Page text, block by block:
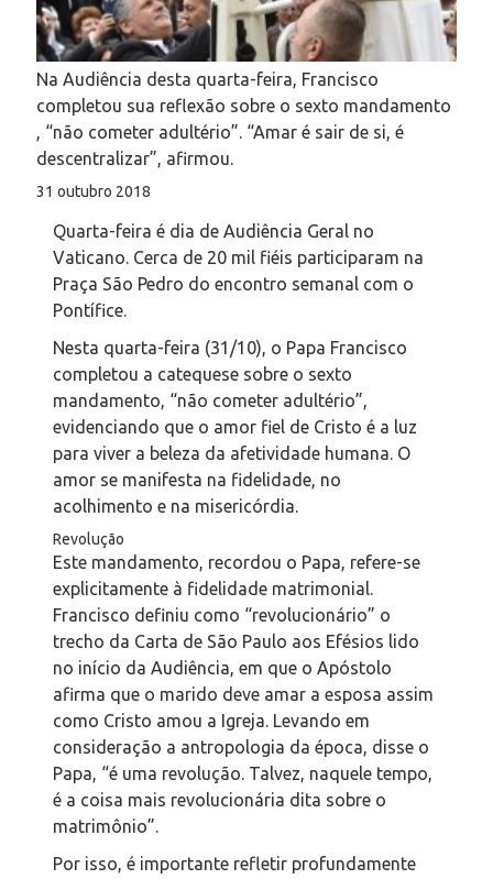
Na Audiência desta quarta-feira, Francisco
completou sua reflexão sobre o sexto mandamento
, “não cometer adultério”. “Amar é sair de si, é
descentralizar”, afirmou.
31 outubro 2018
Quarta-feira é dia de Audiência Geral no
Vaticano. Cerca de 20 mil fiéis participaram na
Praça São Pedro do encontro semanal com o
Pontífice.
Nesta quarta-feira (31/10), o Papa Francisco
completou a catequese sobre o sexto
mandamento, “não cometer adultério”,
evidenciando que o amor fiel de Cristo é a luz
para viver a beleza da afetividade humana. O
amor se manifesta na fidelidade, no
acolhimento e na misericórdia.
Revolução
Este mandamento, recordou o Papa, refere-se
explicitamente à fidelidade matrimonial.
Francisco definiu como “revolucionário” o
trecho da Carta de São Paulo aos Efésios lido
no início da Audiência, em que o Apóstolo
afirma que o marido deve amar a esposa assim
como Cristo amou a Igreja. Levando em
consideração a antropologia da época, disse o
Papa, “é uma revolução. Talvez, naquele tempo,
é a coisa mais revolucionária dita sobre o
matrimônio”.
Por isso, é importante refletir profundamente